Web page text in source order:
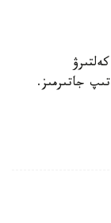
جاتىرمىز.